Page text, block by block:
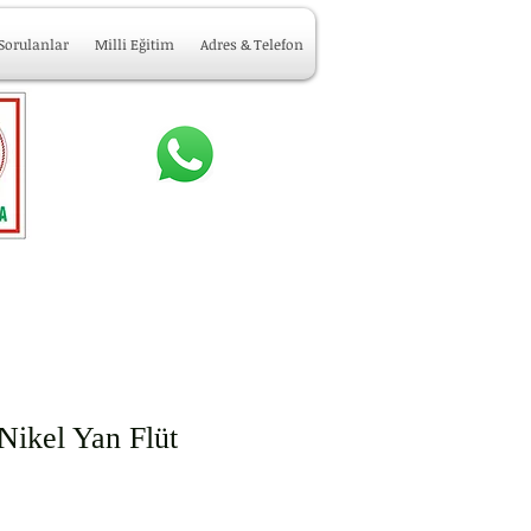
Milli Eğitim Adres & Telefon
Yan Flüt